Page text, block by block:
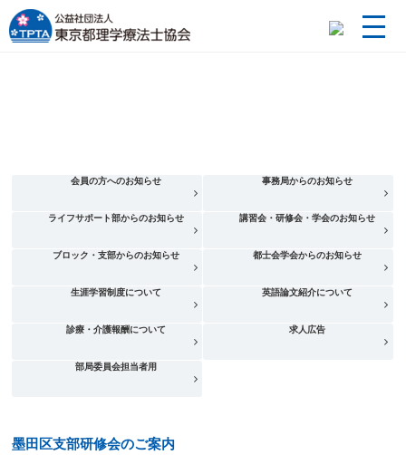
会員の方へのお知らせ 事務局からのお知らせ
ライフサポート部からのお知らせ 講習会・研修会・学会のお知らせ
ブロック・支部からのお知らせ 都士会学会からのお知らせ
生涯学習制度について 英語論文紹介について
診療・介護報酬について 求人広告
部局委員会担当者用
墨田区支部研修会のご案内